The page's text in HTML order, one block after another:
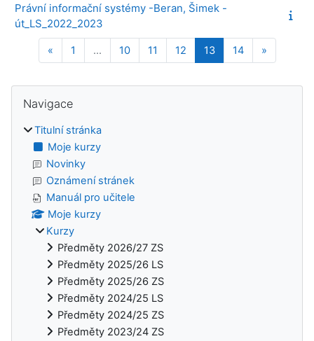
Právní informační systémy -Beran, Šimek -
út_LS_2022_2023
«Předchozí stránka
1 Stránka 1
… 10Stránka 10
11 Stránka 11
12Stránka 12
13Stránka 13
14Stránka 14
»Další
Bloky
Navigace
Titulní stránka
Moje kurzy
Novinky
Oznámení stránek
Manuál pro učitele
Moje kurzy
Kurzy
Předměty 2026/27 ZS
Předměty 2025/26 LS
Předměty 2025/26 ZS
Předměty 2024/25 LS
Předměty 2024/25 ZS
Předměty 2023/24 ZS